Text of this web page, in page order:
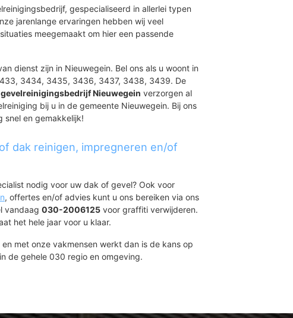
gespecialiseerd in allerlei typen
jarenlange ervaringen hebben wij veel
meegemaakt om hier een passende
dienst zijn in Nieuwegein. Bel ons als u woont in
3434, 3435, 3436, 3437, 3438, 3439. De
gevelreinigingsbedrijf Nieuwegein verzorgen al
bij u in de gemeente Nieuwegein. Bij ons
snel en gemakkelijk!
dak reinigen, impregneren en/of
nodig voor uw dak of gevel? Ook voor
, offertes en/of advies kunt u ons bereiken via ons
vandaag 030-2006125 voor graffiti verwijderen.
het hele jaar voor u klaar.
met onze vakmensen werkt dan is de kans op
de gehele 030 regio en omgeving.